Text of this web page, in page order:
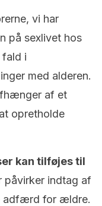
vi har
på sexlivet hos
fald i
med alderen.
af et
opretholde
kan tilføjes til
påvirker indtag af
adfærd for ældre.